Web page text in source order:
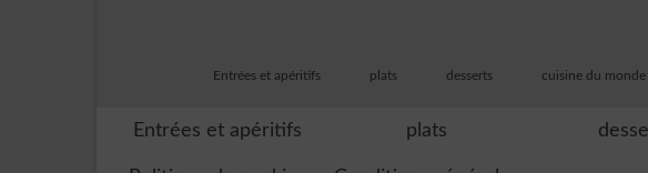
Entrées et apéritifs plats desserts cuisine du monde
Entrées et apéritifs plats